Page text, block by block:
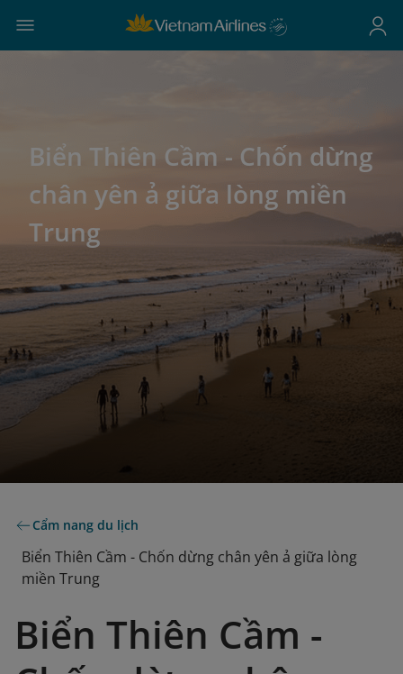
Biển Thiên Cầm - Chốn dừng
chân yên ả giữa lòng miền
Trung
Cẩm nang du lịch
Biển Thiên Cầm - Chốn dừng chân yên ả giữa lòng
miền Trung
Biển Thiên Cầm -